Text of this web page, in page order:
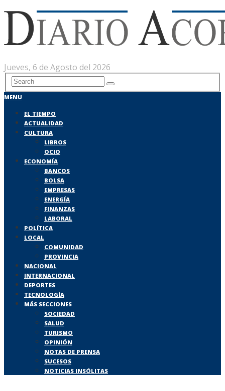
Jueves, 6 de Agosto del 2026
MENU
EL TIEMPO
ACTUALIDAD
CULTURA
LIBROS
OCIO
ECONOMÍA
BANCOS
BOLSA
EMPRESAS
ENERGÍA
FINANZAS
LABORAL
POLÍTICA
LOCAL
COMUNIDAD
PROVINCIA
NACIONAL
INTERNACIONAL
DEPORTES
TECNOLOGÍA
MÁS SECCIONES
SOCIEDAD
SALUD
TURISMO
OPINIÓN
NOTAS DE PRENSA
SUCESOS
NOTICIAS INSÓLITAS